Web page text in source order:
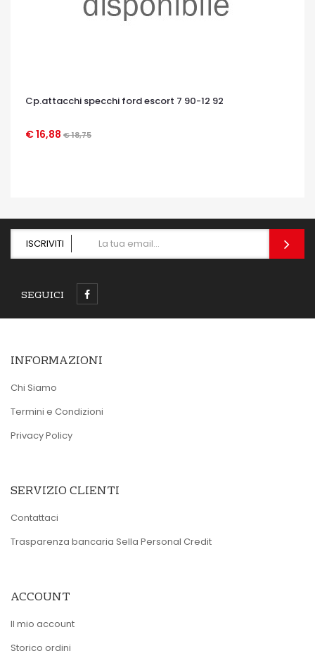
Cp.attacchi specchi ford escort 7 90-12 92
€ 16,88 € 18,75
OCCHIATA VELOCE
ISCRIVITI
SEGUICI
INFORMAZIONI
Chi Siamo
Termini e Condizioni
Privacy Policy
SERVIZIO CLIENTI
Contattaci
Trasparenza bancaria Sella Personal Credit
ACCOUNT
Il mio account
Storico ordini